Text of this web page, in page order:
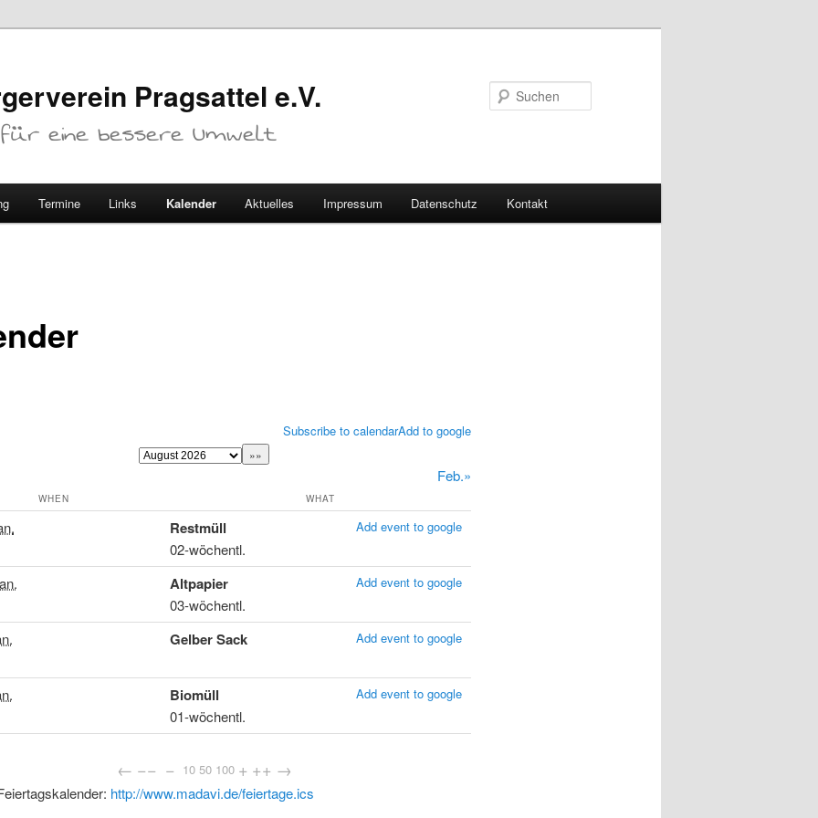
Pragsattel e.V.
eine bessere Umwelt
Termine Links Kalender Aktuelles Impressum Datenschutz Kontakt
Add to google
Subscribe to calendar
Feb.»
WHEN WHAT
Add event to google
Restmüll
02-wöchentl.
Add event to google
Altpapier
03-wöchentl.
Add event to google
Gelber Sack
Add event to google
Biomüll
01-wöchentl.
← −− − 10 50 100 + ++ →
http://www.madavi.de/feiertage.ics